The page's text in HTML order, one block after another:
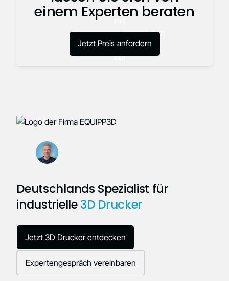
einem Experten beraten
Jetzt Preis anfordern
Deutschlands Spezialist für
industrielle3D Drucker
Jetzt 3D Drucker entdecken
Expertengespräch vereinbaren